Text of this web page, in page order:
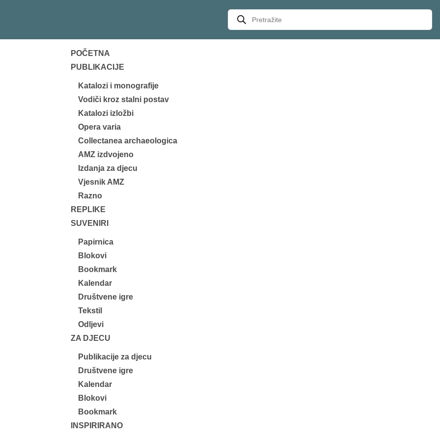
POČETNA
PUBLIKACIJE
Katalozi i monografije
Vodiči kroz stalni postav
Katalozi izložbi
Opera varia
Collectanea archaeologica
AMZ izdvojeno
Izdanja za djecu
Vjesnik AMZ
Razno
REPLIKE
SUVENIRI
Papirnica
Blokovi
Bookmark
Kalendar
Društvene igre
Tekstil
Odljevi
ZA DJECU
Publikacije za djecu
Društvene igre
Kalendar
Blokovi
Bookmark
INSPIRIRANO